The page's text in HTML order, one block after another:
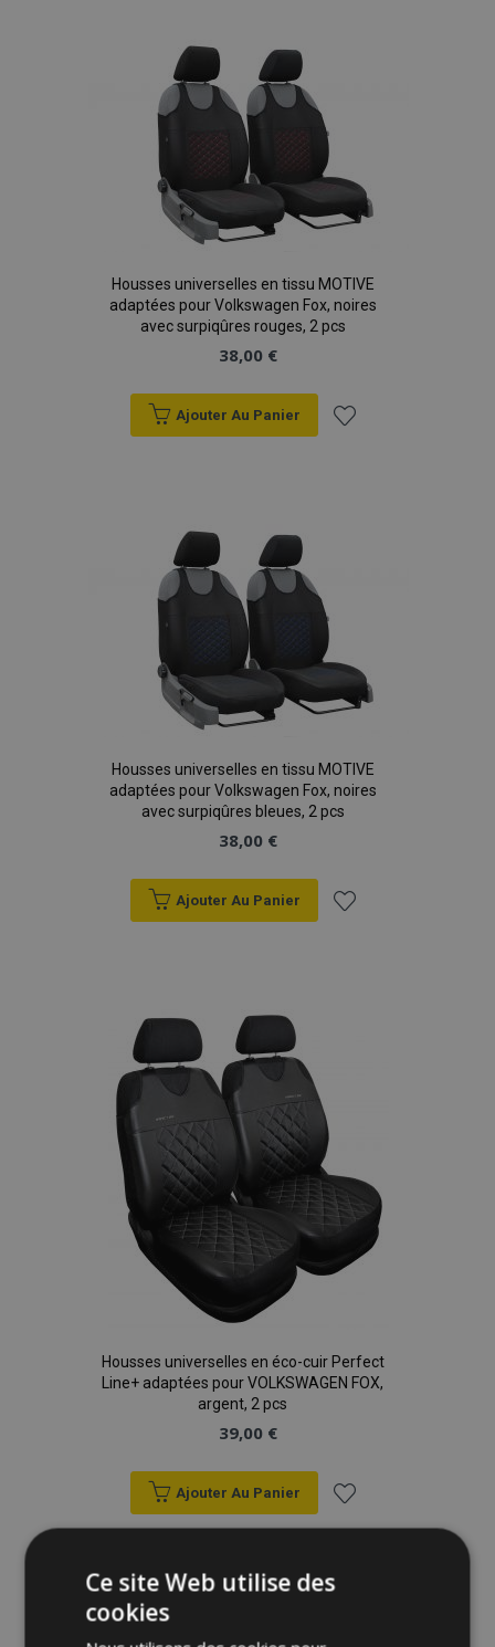
Housses universelles en tissu MOTIVE
adaptées pour Volkswagen Fox, noires
avec surpiqûres rouges, 2 pcs
38,00 €
Ajouter Au Panier
Housses universelles en tissu MOTIVE
adaptées pour Volkswagen Fox, noires
avec surpiqûres bleues, 2 pcs
38,00 €
Ajouter Au Panier
Housses universelles en éco-cuir Perfect
Line+ adaptées pour VOLKSWAGEN FOX,
argent, 2 pcs
39,00 €
Ajouter Au Panier
Ajouter
à la
Ce site Web utilise des
cookies